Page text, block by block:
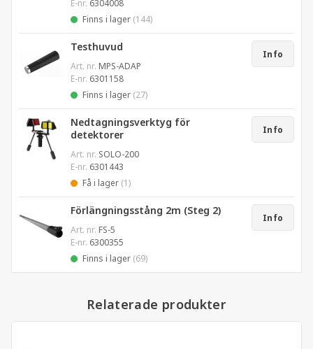
E-nr. 6304008
Finns i lager (144)
Testhuvud
Art. nr. MPS-ADAP
E-nr. 6301158
Finns i lager (27)
Info
Nedtagningsverktyg för
detektorer
Art. nr. SOLO-200
E-nr. 6301443
Få i lager (1)
Info
Förlängningsstång 2m (Steg 2)
Art. nr. FS-5
E-nr. 6300355
Finns i lager (69)
Info
Relaterade produkter